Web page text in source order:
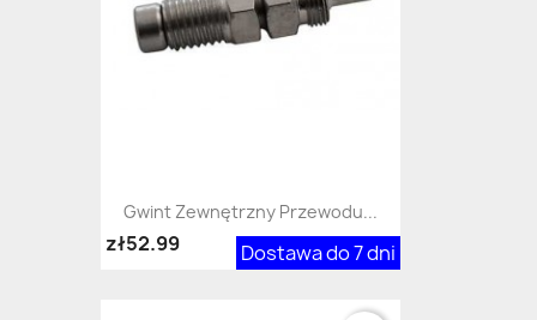
Gwint Zewnętrzny Przewodu...
Dostawa do 7 dni
zł52.99